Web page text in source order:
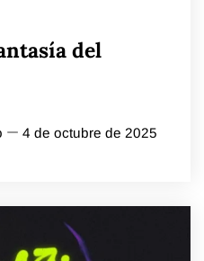
del
4 de octubre de 2025